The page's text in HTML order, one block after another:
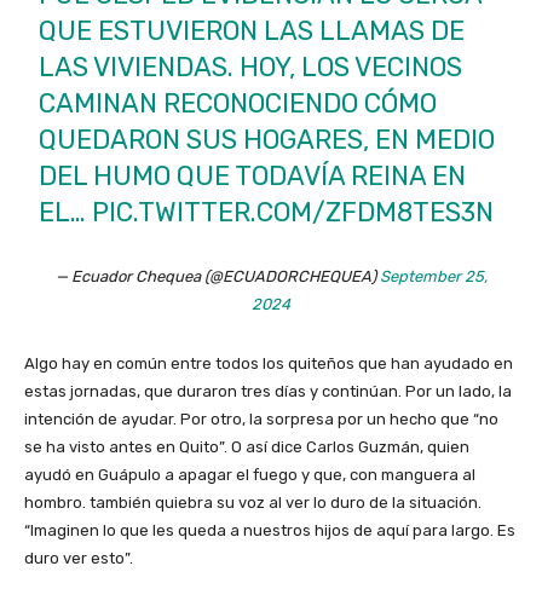
QUE ESTUVIERON LAS LLAMAS DE
LAS VIVIENDAS. HOY, LOS VECINOS
CAMINAN RECONOCIENDO CÓMO
QUEDARON SUS HOGARES, EN MEDIO
DEL HUMO QUE TODAVÍA REINA EN
EL… PIC.TWITTER.COM/ZFDM8TES3N
— Ecuador Chequea (@ECUADORCHEQUEA)September 25,
2024
Algo hay en común entre todos los quiteños que han ayudado en
estas jornadas, que duraron tres días y continúan. Por un lado, la
intención de ayudar. Por otro, la sorpresa por un hecho que “no
se ha visto antes en Quito”. O así dice Carlos Guzmán, quien
ayudó en Guápulo a apagar el fuego y que, con manguera al
hombro. también quiebra su voz al ver lo duro de la situación.
“Imaginen lo que les queda a nuestros hijos de aquí para largo. Es
duro ver esto”.